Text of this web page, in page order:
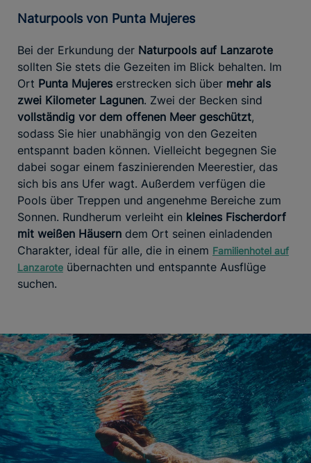
Naturpools von Punta Mujeres
Bei der Erkundung der Naturpools auf Lanzarote
sollten Sie stets die Gezeiten im Blick behalten. Im
Ort Punta Mujeres erstrecken sich über mehr als
zwei Kilometer Lagunen. Zwei der Becken sind
vollständig vor dem offenen Meer geschützt,
sodass Sie hier unabhängig von den Gezeiten
entspannt baden können. Vielleicht begegnen Sie
dabei sogar einem faszinierenden Meerestier, das
sich bis ans Ufer wagt. Außerdem verfügen die
Pools über Treppen und angenehme Bereiche zum
Sonnen. Rundherum verleiht ein kleines Fischerdorf
mit weißen Häusern dem Ort seinen einladenden
Charakter, ideal für alle, die in einem Familienhotel auf
Lanzarote übernachten und entspannte Ausflüge
suchen.